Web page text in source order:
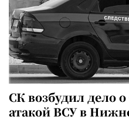
СК возбудил дело о
атакой ВСУ в